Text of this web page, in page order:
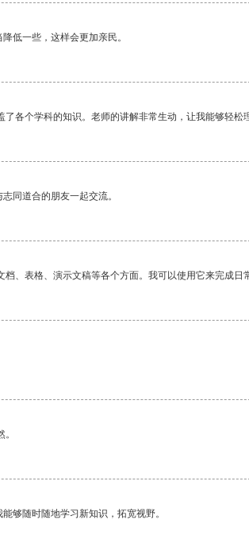
低一些，这样会更加亲民。
各个学科的知识。老师的讲解非常生动，让我能够轻松
同道合的朋友一起交流。
、表格、演示文稿等各个方面。我可以使用它来完成日
够随时随地学习新知识，拓宽视野。